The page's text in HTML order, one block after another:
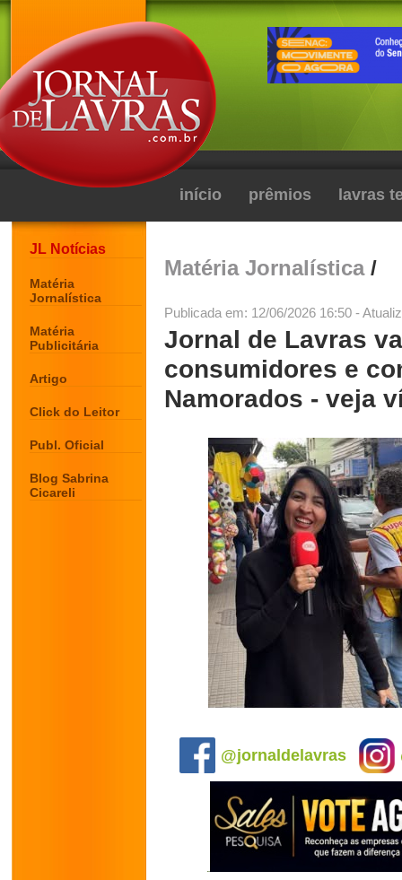
início prêmios lavras
JL Notícias
Matéria
Jornalística
Matéria
Publicitária
Artigo
Click do Leitor
Publ. Oficial
Blog Sabrina
Cicareli
Matéria Jornalística/
Publicada em: 12/06/2026 16:50 -
Jornal de Lavras
consumidores e
Namorados - veja
@jornaldelavras